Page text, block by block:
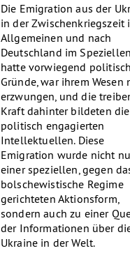
Die Emigration aus der
in der Zwischenkriegszeit
Allgemeinen und nach
Deutschland im Speziellen
hatte vorwiegend
Gründe, war ihrem Wesen
erzwungen, und die
Kraft dahinter bildeten die
politisch engagierten
Intellektuellen. Diese
Emigration wurde nicht
einer speziellen, gegen
bolschewistische Regime
gerichteten Aktionsform,
sondern auch zu einer
der Informationen über
Ukraine in der Welt.